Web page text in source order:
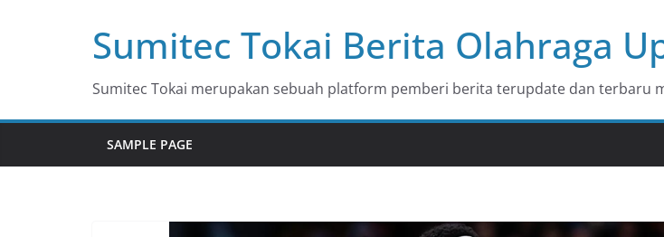
Sumitec Tokai Berita Olahraga
Sumitec Tokai merupakan sebuah platform pemberi berita terupdate dan terbaru
SAMPLE PAGE